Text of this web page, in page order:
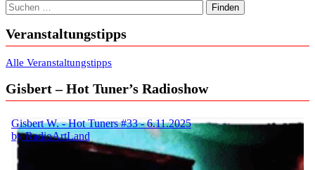
Suchen nach:
Veranstaltungstipps
Alle Veranstaltungstipps
Gisbert – Hot Tuner’s Radioshow